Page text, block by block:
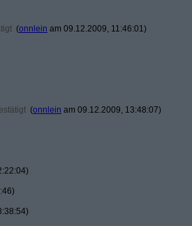
(onnlein am 09.12.2009, 11:46:01)
(onnlein am 09.12.2009, 13:48:07)